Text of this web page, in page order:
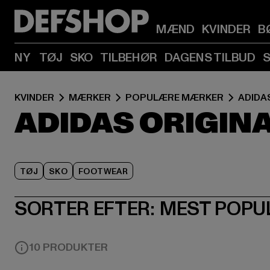
MÆND KVINDER
NY TØJ SKO TILBEHØR DAGENS TILBUD
KVINDER MÆRKER POPULÆRE MÆRKER
ADIDAS
TØJ SKO FOOTWEAR
SORTER EFTER: MEST
10 PRODUKTER